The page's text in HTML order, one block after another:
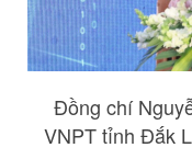
Đồng chí
VNPT tỉnh Đắk